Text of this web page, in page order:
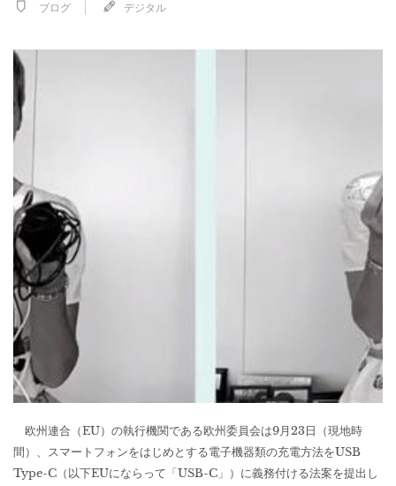
ブログ デジタル
欧州連合（EU）の執行機関である欧州委員会は9月23日（現地時
間）、スマートフォンをはじめとする電子機器類の充電方法をUSB
Type-C（以下EUにならって「USB-C」）に義務付ける法案を提出し